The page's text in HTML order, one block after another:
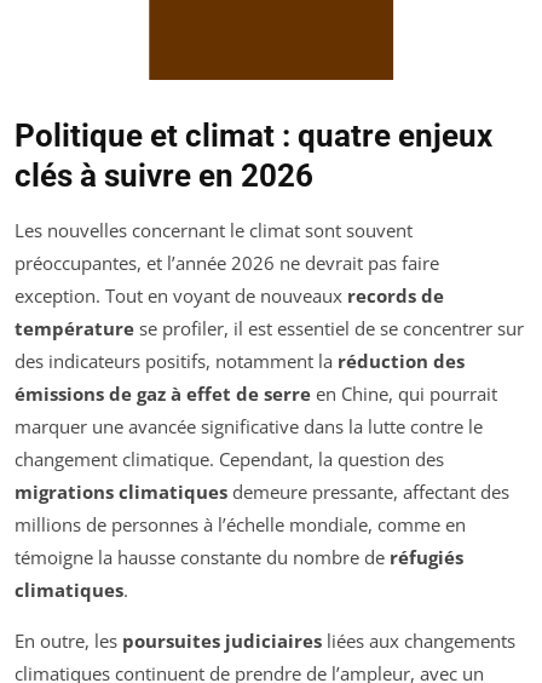
Politique et climat : quatre enjeux
clés à suivre en 2026
Les nouvelles concernant le climat sont souvent
préoccupantes, et l’année 2026 ne devrait pas faire
exception. Tout en voyant de nouveaux records de
température se profiler, il est essentiel de se concentrer sur
des indicateurs positifs, notamment la réduction des
émissions de gaz à effet de serre en Chine, qui pourrait
marquer une avancée significative dans la lutte contre le
changement climatique. Cependant, la question des
migrations climatiques demeure pressante, affectant des
millions de personnes à l’échelle mondiale, comme en
témoigne la hausse constante du nombre de réfugiés
climatiques.
En outre, les poursuites judiciaires liées aux changements
climatiques continuent de prendre de l’ampleur, avec un